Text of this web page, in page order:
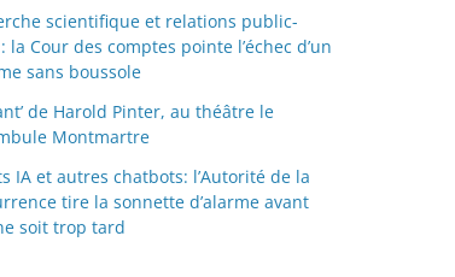
scientifique et relations public-
la Cour des comptes pointe l’échec d’un
sans boussole
de Harold Pinter, au théâtre le
Montmartre
IA et autres chatbots: l’Autorité de la
tire la sonnette d’alarme avant
soit trop tard